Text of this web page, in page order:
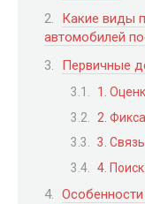
Какие виды
автомобилей
Первичные
1.
2.
3.
4.